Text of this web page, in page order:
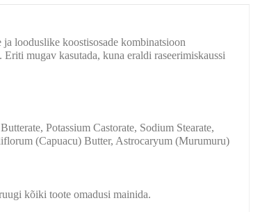
looduslike koostisosade kombinatsioon
mugav kasutada, kuna eraldi raseerimiskaussi
Potassium Castorate, Sodium Stearate,
(Capuacu) Butter, Astrocaryum (Murumuru)
kõiki toote omadusi mainida.